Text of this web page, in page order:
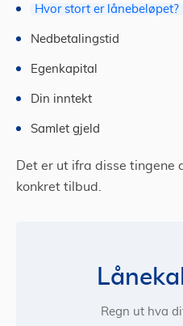
Hvor stort er lånebeløpet?
Nedbetalingstid
Egenkapital
Din inntekt
Samlet gjeld
Det er ut ifra disse tingene
konkret tilbud.
Regn ut hva